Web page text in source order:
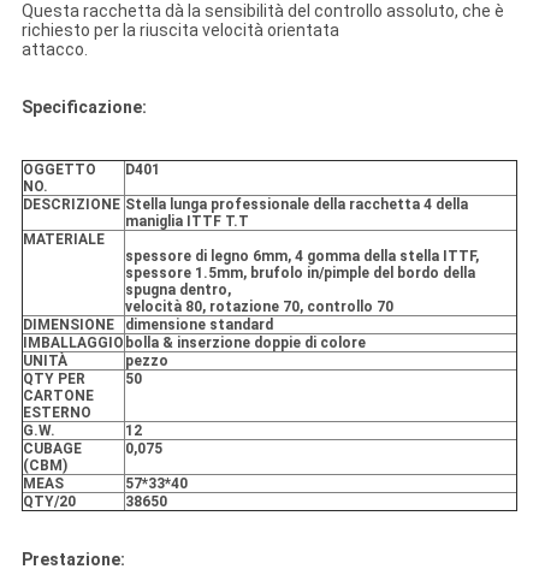
Questa racchetta dà la sensibilità del controllo assoluto, che è
richiesto per la riuscita velocità orientata
attacco.
Specificazione:
OGGETTO
NO.
D401
DESCRIZIONE Stella lunga professionale della racchetta 4 della
maniglia ITTF T.T
MATERIALE
spessore di legno 6mm, 4 gomma della stella ITTF,
spessore 1.5mm, brufolo in/pimple del bordo della
spugna dentro,
velocità 80, rotazione 70, controllo 70
DIMENSIONE
dimensione standard
IMBALLAGGIO bolla & inserzione doppie di colore
UNITÀ
pezzo
QTY PER
CARTONE
ESTERNO
50
G.W.
12
CUBAGE
(CBM)
0,075
MEAS
57*33*40
QTY/20
38650
Prestazione: